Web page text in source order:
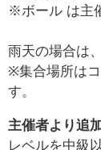
※ボール は主
雨天の場合は
※集合場所は
す。
主催者より追
レベルを中級